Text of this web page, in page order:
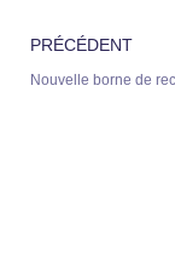
Précédent
PRÉCÉDENT